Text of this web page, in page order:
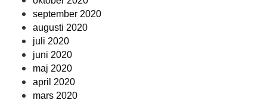
september 2020
augusti 2020
juli 2020
juni 2020
maj 2020
april 2020
mars 2020